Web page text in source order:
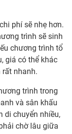
Thu
Theo
Khu
Vực
lỗi
gặp
khi
phí sẽ nhẹ hơn.
trình sẽ sinh
chương trình tổ
giá có thể khác
nhanh.
trình trong
và sân khấu
di chuyển nhiều,
chờ lâu giữa